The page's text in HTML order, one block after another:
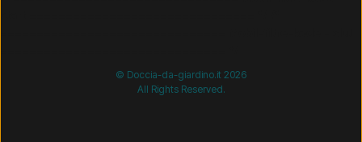
© Doccia-da-giardino.it 2026
All Rights Reserved.